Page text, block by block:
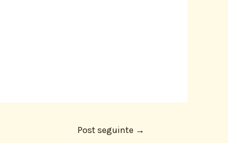
Post seguinte →